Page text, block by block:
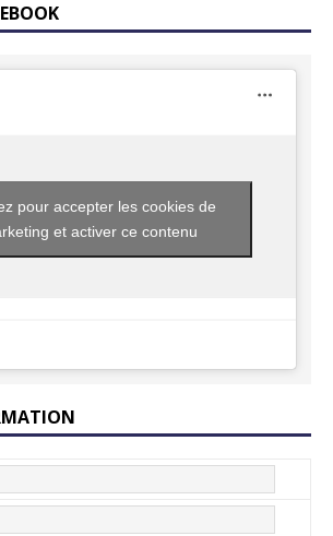
pour accepter les cookies de
et activer ce contenu